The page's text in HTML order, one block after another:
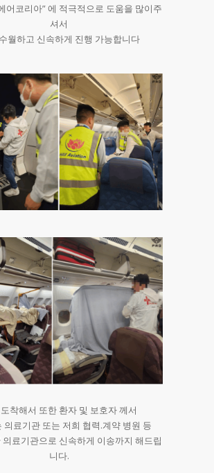
어코리아” 에 적극적으로 도움을 많이주
셔서
월하고 신속하게 진행 가능합니다
착해서 또한 환자 및 보호자 께서
의료기관 또는 저희 협력.계약 병원 등
의료기관으로 신속하게 이송까지 해드립
니다.